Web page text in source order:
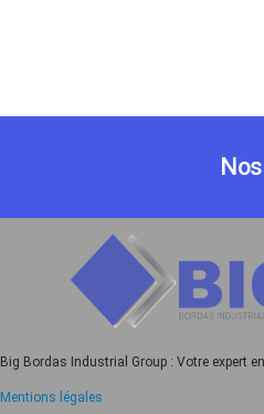
Big Bordas Industrial Group : Votre expert
Mentions légales